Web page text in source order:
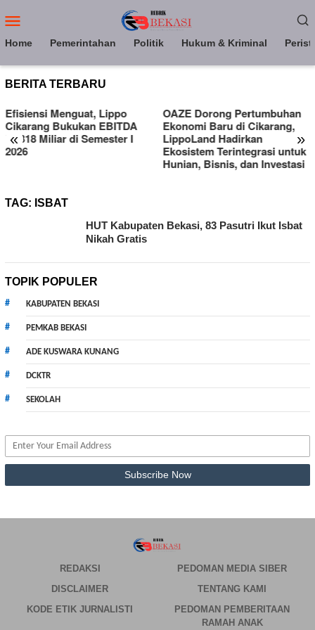
ke
Mobile
Home Pemerintahan Politik Hukum & Kriminal
BERITA TERBARU
« »
Lippo
EBITDA
Semester I
OAZE Dorong Pertumbuhan
Ekonomi Baru di Cikarang,
LippoLand Hadirkan
Ekosistem Terintegrasi untuk
Hunian, Bisnis, dan Investasi
LippoLand
Lakeside
Kebutuhan
di Cikarang
TAG: ISBAT
HUT Kabupaten Bekasi, 83 Pasutri Ikut Isbat
Nikah Gratis
TOPIK POPULER
KABUPATEN BEKASI
PEMKAB BEKASI
ADE KUSWARA KUNANG
DCKTR
SEKOLAH
REDAKSI
PEDOMAN MEDIA SIBER
DISCLAIMER
TENTANG KAMI
KODE ETIK JURNALISTI
PEDOMAN PEMBERITAAN
RAMAH ANAK